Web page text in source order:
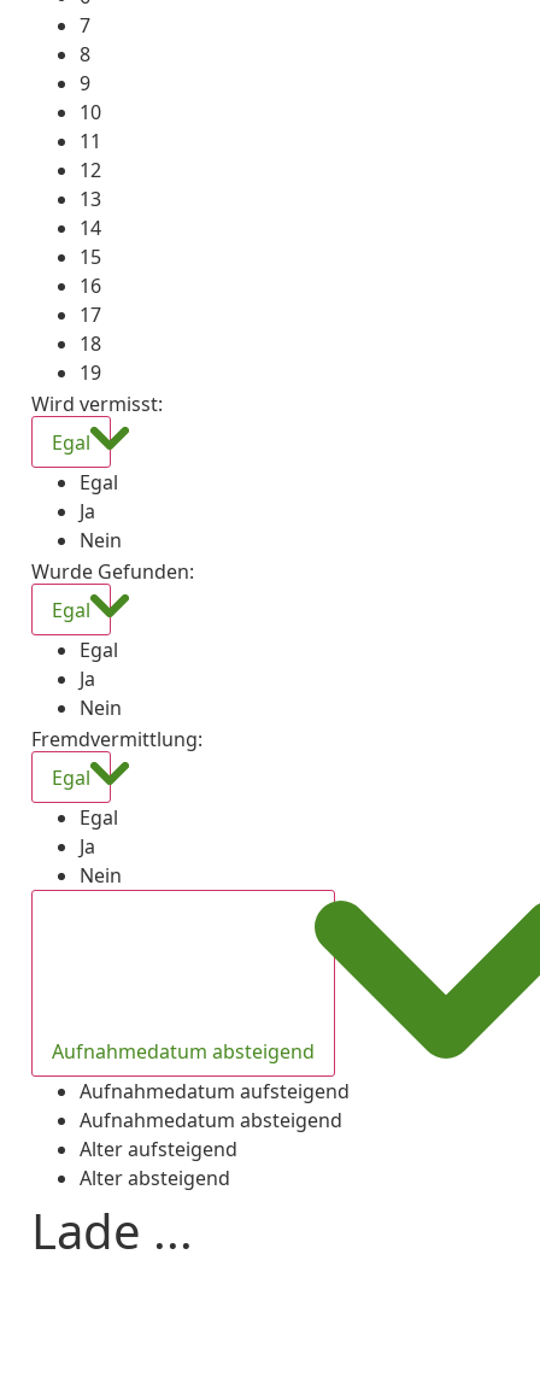
7
8
9
10
11
12
13
14
15
16
17
18
19
Wird vermisst:
Egal
Egal
Ja
Nein
Wurde Gefunden:
Egal
Egal
Ja
Nein
Fremdvermittlung:
Egal
Egal
Ja
Nein
Aufnahmedatum absteigend
Aufnahmedatum aufsteigend
Aufnahmedatum absteigend
Alter aufsteigend
Alter absteigend
Lade ...